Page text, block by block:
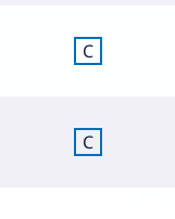
C
C